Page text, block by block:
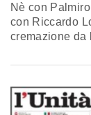
Nè con
con Riccardo
cremazione da
storia, e non